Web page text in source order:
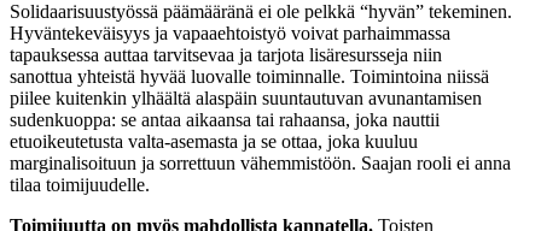
Solidaarisuustyössä päämääränä ei ole pelkkä “hyvän” tekeminen.
Hyväntekeväisyys ja vapaaehtoistyö voivat parhaimmassa
tapauksessa auttaa tarvitsevaa ja tarjota lisäresursseja niin
sanottua yhteistä hyvää luovalle toiminnalle. Toimintoina niissä
piilee kuitenkin ylhäältä alaspäin suuntautuvan avunantamisen
sudenkuoppa: se antaa aikaansa tai rahaansa, joka nauttii
etuoikeutetusta valta-asemasta ja se ottaa, joka kuuluu
marginalisoituun ja sorrettuun vähemmistöön. Saajan rooli ei anna
tilaa toimijuudelle.
Toimijuutta on myös mahdollista kannatella. Toisten